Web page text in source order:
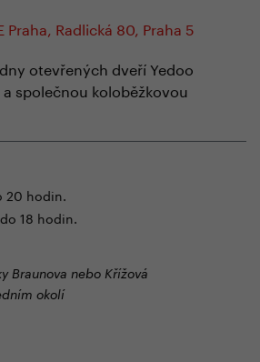
Praha, Radlická 80, Praha 5
otevřených dveří Yedoo
a společnou koloběžkovou
20 hodin.
18 hodin.
Braunova nebo Křížová
okolí